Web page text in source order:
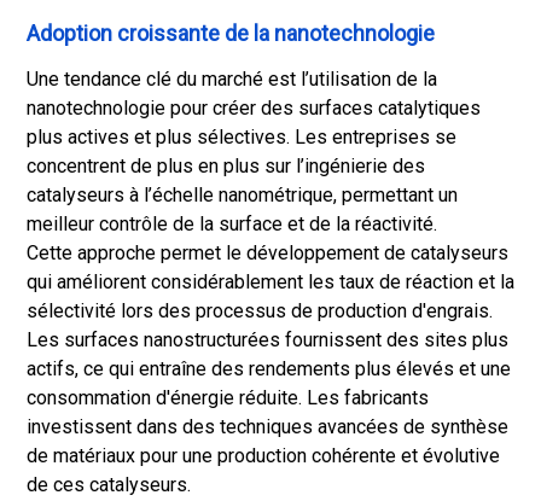
Adoption croissante de la nanotechnologie
Une tendance clé du marché est l’utilisation de la
nanotechnologie pour créer des surfaces catalytiques
plus actives et plus sélectives. Les entreprises se
concentrent de plus en plus sur l’ingénierie des
catalyseurs à l’échelle nanométrique, permettant un
meilleur contrôle de la surface et de la réactivité.
Cette approche permet le développement de catalyseurs
qui améliorent considérablement les taux de réaction et la
sélectivité lors des processus de production d'engrais.
Les surfaces nanostructurées fournissent des sites plus
actifs, ce qui entraîne des rendements plus élevés et une
consommation d'énergie réduite. Les fabricants
investissent dans des techniques avancées de synthèse
de matériaux pour une production cohérente et évolutive
de ces catalyseurs.